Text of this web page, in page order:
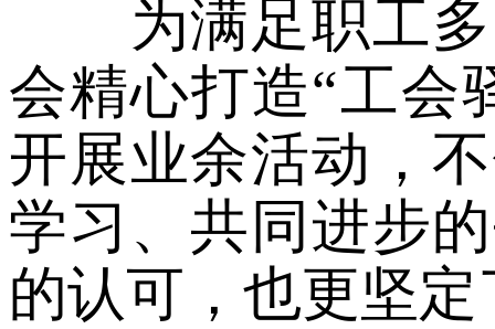
为满足职工多
会精心打造“工会
开展业余活动，
学习、共同进步
的认可，也更坚